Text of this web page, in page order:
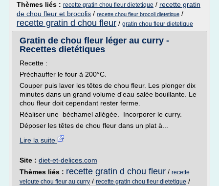
Thèmes liés : recette gratin chou fleur dietetique / recette gratin
de chou fleur et brocolis / recette chou fleur brocoli dietetique /
recette gratin d chou fleur / gratin chou fleur dietetique
Gratin de chou fleur léger au curry -
Recettes dietétiques
Recette :
Préchauffer le four à 200°C.
Couper puis laver les têtes de chou fleur. Les plonger dix
minutes dans un grand volume d'eau salée bouillante. Le
chou fleur doit cependant rester ferme.
Réaliser une béchamel allégée. Incorporer le curry.
Déposer les têtes de chou fleur dans un plat à...
Lire la suite
Site : diet-et-delices.com
Thèmes liés : recette gratin d chou fleur / recette
veloute chou fleur au curry / recette gratin chou fleur dietetique /